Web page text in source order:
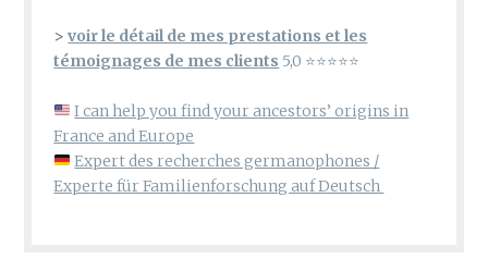
>voir le détail de mes prestations et les
témoignages de mes clients 5,0 ⭐⭐⭐⭐⭐
I can help you find your ancestors’ origins in
France and Europe
Expert des recherches germanophones /
Experte für Familienforschung auf Deutsch